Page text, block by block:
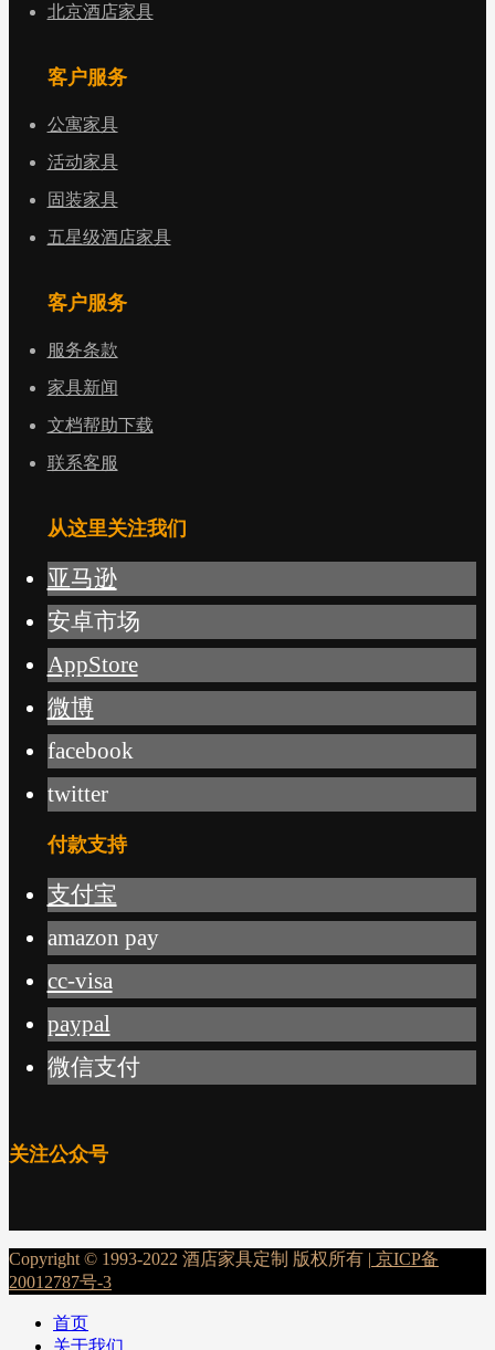
北京酒店家具
客户服务
公寓家具
活动家具
固装家具
五星级酒店家具
客户服务
服务条款
家具新闻
文档帮助下载
联系客服
从这里关注我们
亚马逊
安卓市场
AppStore
微博
facebook
twitter
付款支持
支付宝
amazon pay
cc-visa
paypal
微信支付
关注公众号
Copyright © 1993-2022 酒店家具定制 版权所有 | 京ICP备
20012787号-3
首页
关于我们